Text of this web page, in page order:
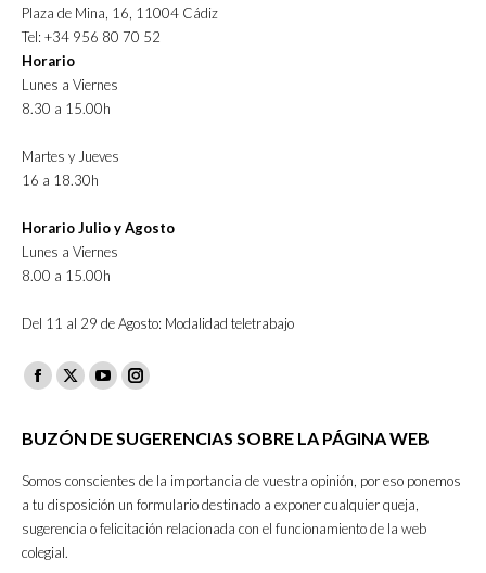
Plaza de Mina, 16, 11004 Cádiz
Tel: +34 956 80 70 52
Horario
Lunes a Viernes
8.30 a 15.00h
Martes y Jueves
16 a 18.30h
Horario Julio y Agosto
Lunes a Viernes
8.00 a 15.00h
Del 11 al 29 de Agosto: Modalidad teletrabajo
Facebook
opens
new
window
X
opens
new
window
YouTube
opens
new
window
Instagram
opens
in
new
window
BUZÓN DE SUGERENCIAS SOBRE LA PÁGINA WEB
Somos conscientes de la importancia de vuestra opinión, por eso ponemos
a tu disposición un formulario destinado a exponer cualquier queja,
sugerencia o felicitación relacionada con el funcionamiento de la web
colegial.